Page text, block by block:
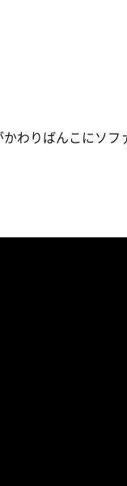
わりばんこにソフ